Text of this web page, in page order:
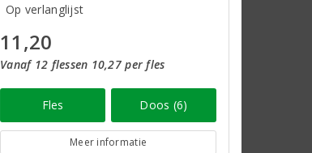
Op verlanglijst
11,20
Vanaf 12 flessen 10,27 per fles
Fles Doos (6)
Meer informatie